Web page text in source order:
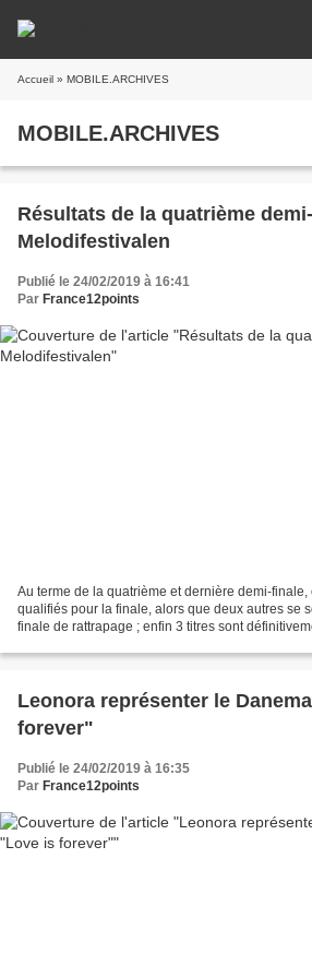
Accueil » MOBILE.ARCHIVES
MOBILE.ARCHIVES
Résultats de la quatrième
Melodifestivalen
Publié le 24/02/2019 à 16:41
Par France12points
Au terme de la quatrième et dernière demi-finale,
qualifiés pour la finale, alors que deux autres se
finale de rattrapage ; enfin 3 titres sont
Leonora représenter le
forever"
Publié le 24/02/2019 à 16:35
Par France12points